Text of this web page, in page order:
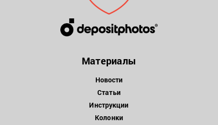
Материалы
Новости
Статьи
Инструкции
Колонки